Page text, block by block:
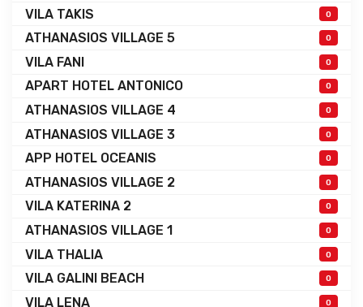
VILA TAKIS 0
ATHANASIOS VILLAGE 5 0
VILA FANI 0
APART HOTEL ANTONICO 0
ATHANASIOS VILLAGE 4 0
ATHANASIOS VILLAGE 3 0
APP HOTEL OCEANIS 0
ATHANASIOS VILLAGE 2 0
VILA KATERINA 2 0
ATHANASIOS VILLAGE 1 0
VILA THALIA 0
VILA GALINI BEACH 0
VILA LENA 0